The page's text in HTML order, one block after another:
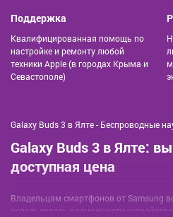
Поддержка
Квалифицированная помощь по
настройке и ремонту любой
техники Apple (в городах Крыма и
Севастополе)
Galaxy Buds 3 в Ялте - Беспроводные
Galaxy Buds 3 в Ялте:
доступная цена
Владельцам смартфонов от Samsung
использовать возможности